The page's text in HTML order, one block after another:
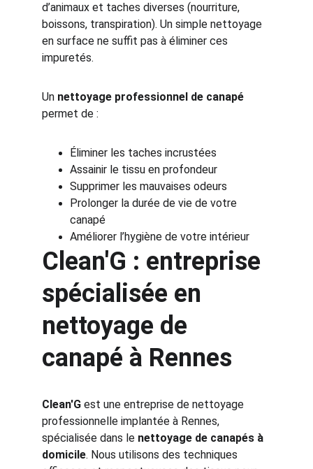
d’animaux et taches diverses (nourriture,
boissons, transpiration). Un simple nettoyage
en surface ne suffit pas à éliminer ces
impuretés.
Un nettoyage professionnel de canapé
permet de :
Éliminer les taches incrustées
Assainir le tissu en profondeur
Supprimer les mauvaises odeurs
Prolonger la durée de vie de votre
canapé
Améliorer l’hygiène de votre intérieur
Clean'G : entreprise
spécialisée en
nettoyage de
canapé à Rennes
Clean'G est une entreprise de nettoyage
professionnelle implantée à Rennes,
spécialisée dans le nettoyage de canapés à
domicile. Nous utilisons des techniques